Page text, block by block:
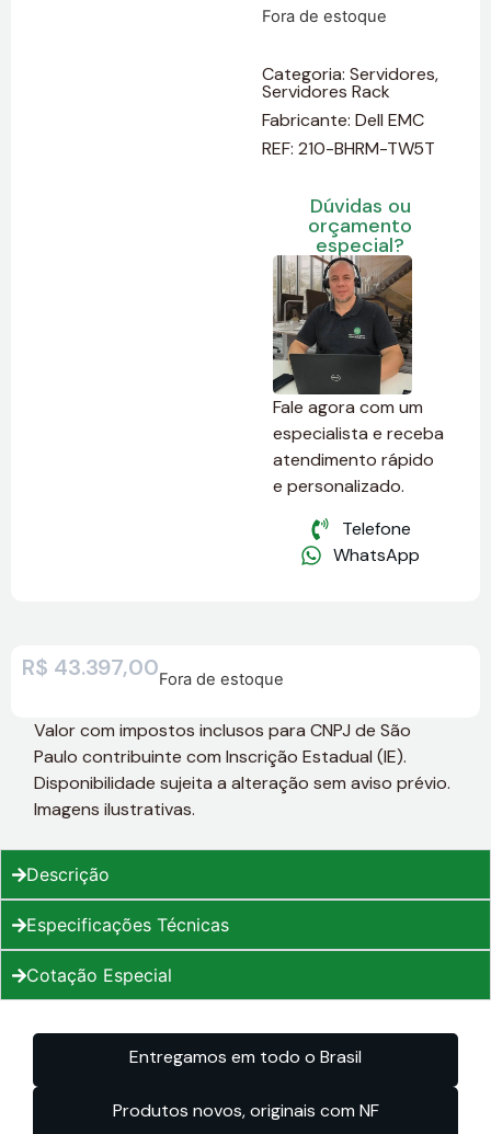
Fora de estoque
Categoria:Servidores,
Servidores Rack
Fabricante:Dell EMC
REF: 210-BHRM-TW5T
Dúvidas ou
orçamento
especial?
Fale agora com um
especialista e receba
atendimento rápido
e personalizado.
Telefone
WhatsApp
R$ 43.397,00Fora de estoque
Valor com impostos inclusos para CNPJ de São
Paulo contribuinte com Inscrição Estadual (IE).
Disponibilidade sujeita a alteração sem aviso prévio.
Imagens ilustrativas.
Descrição
Especificações Técnicas
Cotação Especial
Entregamos em todo o Brasil
Produtos novos, originais com NF